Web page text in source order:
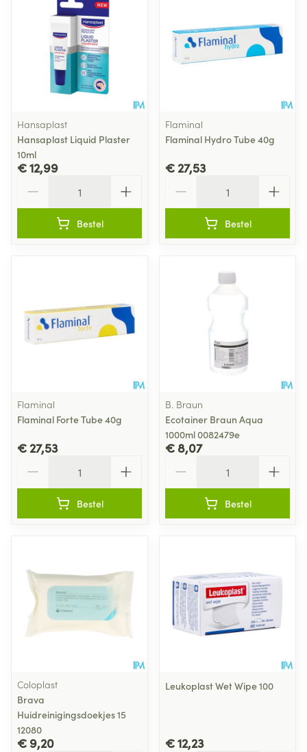
Hansaplast
Hansaplast Liquid Plaster
10ml
€ 12,99
Bestel
Flaminal
Flaminal Hydro Tube 40g
€ 27,53
Bestel
Flaminal
Flaminal Forte Tube 40g
€ 27,53
Bestel
B. Braun
Ecotainer Braun Aqua
1000ml 0082479e
€ 8,07
Bestel
Coloplast
Brava
Huidreinigingsdoekjes 15
12080
€ 9,20
Leukoplast Wet Wipe 100
€ 12,23